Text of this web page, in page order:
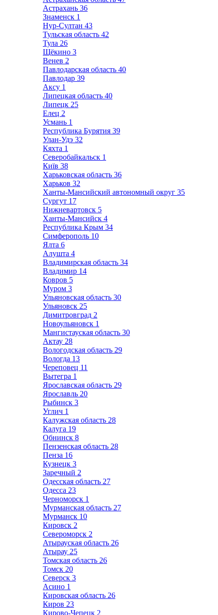
Астрахань 36
Знаменск 1
Нур-Султан 43
Тульская область 42
Тула 26
Щёкино 3
Венев 2
Павлодарская область 40
Павлодар 39
Аксу 1
Липецкая область 40
Липецк 25
Елец 2
Усмань 1
Республика Бурятия 39
Улан-Удэ 32
Кяхта 1
Северобайкальск 1
Київ 38
Харьковская область 36
Харьков 32
Ханты-Мансийский автономный округ 35
Сургут 17
Нижневартовск 5
Ханты-Мансийск 4
Республика Крым 34
Симферополь 10
Ялта 6
Алушта 4
Владимирская область 34
Владимир 14
Ковров 5
Муром 3
Ульяновская область 30
Ульяновск 25
Димитровград 2
Новоульяновск 1
Мангистауская область 30
Актау 28
Вологодская область 29
Вологда 13
Череповец 11
Вытегра 1
Ярославская область 29
Ярославль 20
Рыбинск 3
Углич 1
Калужская область 28
Калуга 19
Обнинск 8
Пензенская область 28
Пенза 16
Кузнецк 3
Заречный 2
Одесская область 27
Одесса 23
Черноморск 1
Мурманская область 27
Мурманск 10
Кировск 2
Североморск 2
Атырауская область 26
Атырау 25
Томская область 26
Томск 20
Северск 3
Асино 1
Кировская область 26
Киров 23
Кирово-Чепецк 2